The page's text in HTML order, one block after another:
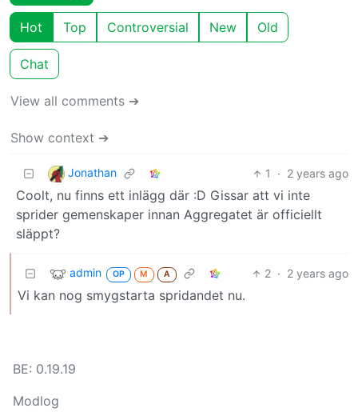
Hot Top Controversial New Old
Chat
View all comments ➔
Show context ➔
Jonathan 1 · 2 years ago
Coolt, nu finns ett inlägg där :D Gissar att vi inte
sprider gemenskaper innan Aggregatet är officiellt
släppt?
admin OP M A 2 · 2 years ago
Vi kan nog smygstarta spridandet nu.
BE: 0.19.19
Modlog